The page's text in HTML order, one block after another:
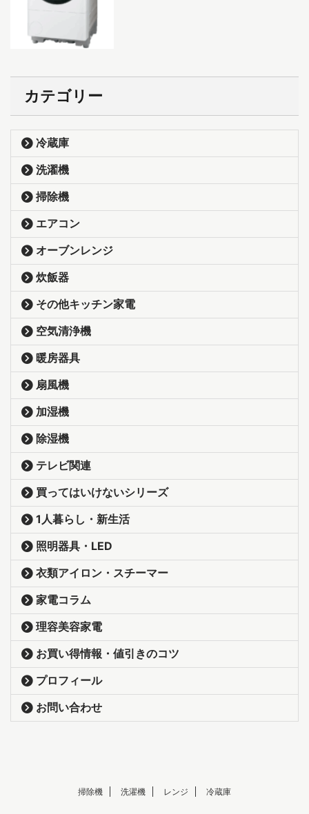
カテゴリー
冷蔵庫
洗濯機
掃除機
エアコン
オーブンレンジ
炊飯器
その他キッチン家電
空気清浄機
暖房器具
扇風機
加湿機
除湿機
テレビ関連
買ってはいけないシリーズ
1人暮らし・新生活
照明器具・LED
衣類アイロン・スチーマー
家電コラム
理容美容家電
お買い得情報・値引きのコツ
プロフィール
お問い合わせ
掃除機 洗濯機 レンジ 冷蔵庫